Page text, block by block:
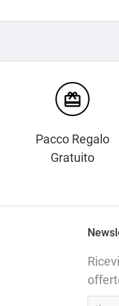
card_giftcard
Pacco Regalo
Gratuito